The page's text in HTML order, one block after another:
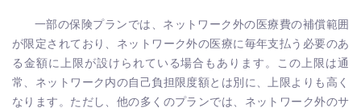
一部の保険プランでは、ネットワーク外の医療費の補償範囲
が限定されており、ネットワーク外の医療に毎年支払う必要のあ
る金額に上限が設けられている場合もあります。この上限は通
常、ネットワーク内の自己負担限度額とは別に、上限よりも高く
なります。ただし、他の多くのプランでは、ネットワーク外のサ